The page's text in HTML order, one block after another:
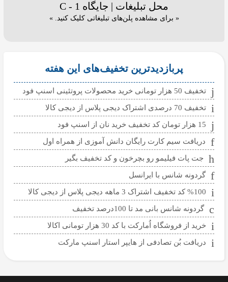
محل تبلیغات | جایگاه C - 1
« برای مشاهده پلن‌های تبلیغاتی کلیک کنید. »
پربازدیدترین تخفیف‌های این هفته
تخفیف 50 هزار تومانی خرید محصولات پروتئینی اسنپ فود
تخفیف 70 درصدی اشتراک دیجی پلاس از دیجی کالا
15 هزار تومان کد تخفیف خرید نان از اسنپ فود
دریافت سیم کارت رایگان دانش آموزی از همراه اول
جت پات فیلیمو رو بچرخون و کد تخفیف بگیر
گردونه شانس با ایرانسل
%100 کد تخفیف اشتراک 3 ماهه دیجی پلاس از دیجی کالا
گردونه شانس بانی مد تا 100درصد تخفیف
خرید از فروشگاه اُمارکت با کد 30 هزار تومانی اکالا
دریافت بُن تصادفی از هایپر استار اسنپ مارکت